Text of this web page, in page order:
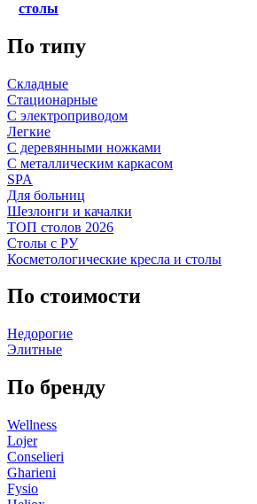
столы
По типу
Складные
Стационарные
С электроприводом
Легкие
С деревянными ножками
С металлическим каркасом
SPA
Для больниц
Шезлонги и качалки
ТОП столов 2026
Столы с РУ
Косметологические кресла и столы
По стоимости
Недорогие
Элитные
По бренду
Wellness
Lojer
Conselieri
Gharieni
Fysio